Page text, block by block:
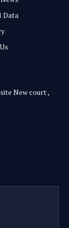
Data
New court ,